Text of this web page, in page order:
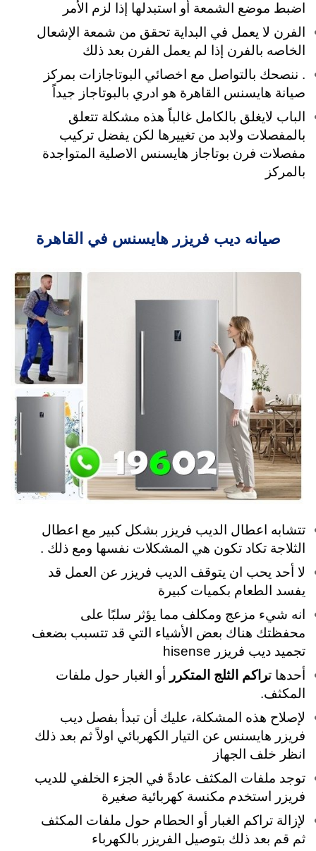
اضبط موضع الشمعة أو استبدلها إذا لزم الأمر
الفرن لا يعمل في البداية تحقق من شمعة الإشعال
الخاصه بالفرن إذا لم يعمل الفرن بعد ذلك
. ننصحك بالتواصل مع اخصائي البوتاجازات بمركز
صيانة هايسنس القاهرة هو ادري بالبوتاجاز جيداً
الباب لايغلق بالكامل غالباً هذه مشكلة تتعلق
بالمفصلات ولابد من تغييرها لكن يفضل تركيب
مفصلات فرن بوتاجاز هايسنس الاصلية المتواجدة
بالمركز
صيانه ديب فريزر هايسنس في القاهرة
تتشابه اعطال الديب فريزر بشكل كبير مع اعطال
الثلاجة تكاد تكون هي المشكلات نفسها ومع ذلك .
لا أحد يحب ان يتوقف الديب فريزر عن العمل قد
يفسد الطعام بكميات كبيرة
انه شيء مزعج ومكلف مما يؤثر سلبًا على
محفظتك هناك بعض الأشياء التي قد تتسبب بضعف
تجميد ديب فريزر hisense
أحدها تراكم الثلج المتكرر أو الغبار حول ملفات
المكثف.
لإصلاح هذه المشكلة، عليك أن تبدأ بفصل ديب
فريزر هايسنس عن التيار الكهربائي اولاً ثم بعد ذلك
انظر خلف الجهاز
توجد ملفات المكثف عادةً في الجزء الخلفي للديب
فريزر استخدم مكنسة كهربائية صغيرة
لإزالة تراكم الغبار أو الحطام حول ملفات المكثف
ثم قم بعد ذلك بتوصيل الفريزر بالكهرباء